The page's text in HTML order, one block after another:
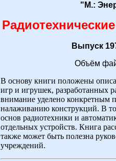
"М.:
Выпуск
Объём
В основу книги положены
игр и игрушек, разработанных
внимание уделено конкретным
налаживанию конструкций. В
основ радиотехники и
отдельных устройств. Книга
также может быть полезна
учреждений.